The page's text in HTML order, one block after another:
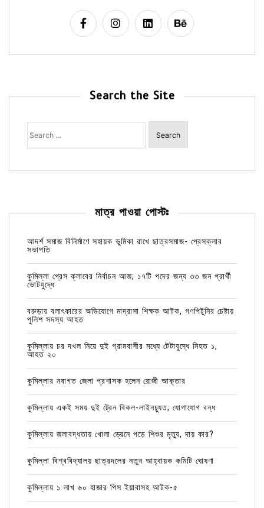
Search the Site
Search
for:
মাত্র পাওয়া পোস্টঃ
আদর্শ সমাজ বিনির্মাণে সহায়ক ভুমিকা রাখে ছাত্রসমাজ- প্রেসক্লাব
সভাপতি
কুমিল্লা প্রেস ক্লাবের নির্বাচন আজ; ১৭টি পদের জন্য ৩৩ জন প্রার্থী
ভোটযুদ্ধে
বরুড়ায় বলাৎকারের অভিযোগে মাদ্রাসা শিক্ষক আটক, গণপিটুনির চেষ্টায়
পুলিশ সদস্য আহত
কুমিল্লায় চর দখল নিয়ে দুই গ্রামবাসীর মধ্যে টেটাযুদ্ধে নিহত ১,
আহত ২০
কুমিল্লার নবাগত জেলা প্রশাসক হলেন রোজী আক্তার
কুমিল্লায় একই সময় দুই ট্রেন বিকল-লাইনচ্যুত; যোগাযোগ বন্ধ
কুমিল্লায় জলাবদ্ধতায় খোলা ড্রেনে পড়ে শিশুর মৃত্যু, দায় কার?
কুমিল্লা বিশ্ববিদ্যালয় ছাত্রদলের নতুন আহ্বায়ক কমিটি ঘোষণা
কুমিল্লায় ১ লাখ ৬০ হাজার পিস ইয়াবাসহ আটক-৫